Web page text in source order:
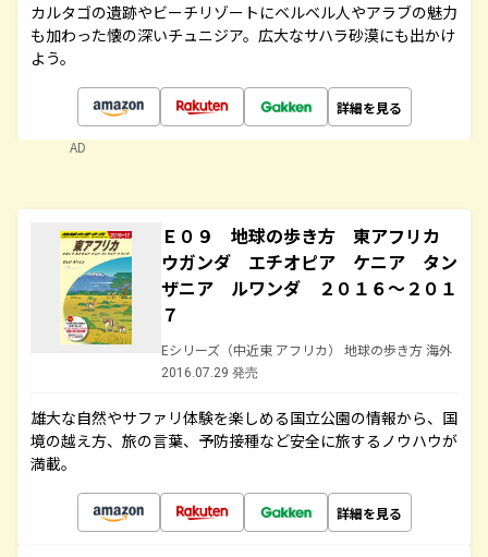
カルタゴの遺跡やビーチリゾートにベルベル人やアラブの魅力
も加わった懐の深いチュニジア。広大なサハラ砂漠にも出かけ
よう。
詳細を見る
AD
Ｅ０９ 地球の歩き方 東アフリカ
ウガンダ エチオピア ケニア タン
ザニア ルワンダ ２０１６～２０１
７
Eシリーズ（中近東 アフリカ） 地球の歩き方 海外
2016.07.29 発売
雄大な自然やサファリ体験を楽しめる国立公園の情報から、国
境の越え方、旅の言葉、予防接種など安全に旅するノウハウが
満載。
詳細を見る